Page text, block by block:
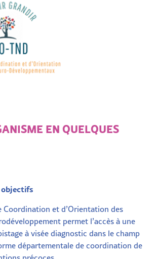
EN QUELQUES
Coordination et d’Orientation des
permet l’accès à une
à visée diagnostic dans le champ
départementale de coordination de